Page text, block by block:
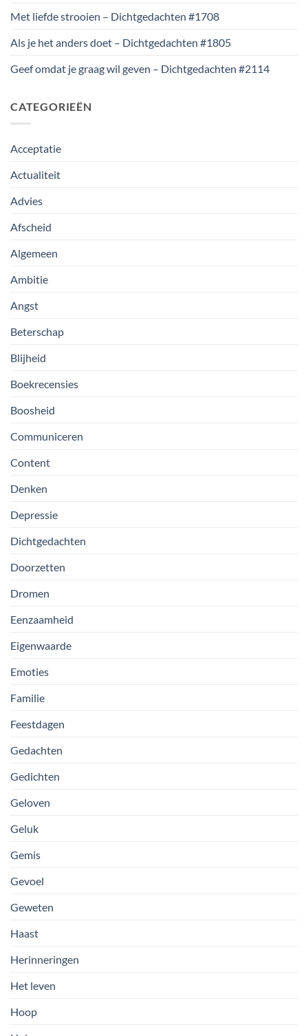
Met liefde strooien – Dichtgedachten #1708
Als je het anders doet – Dichtgedachten #1805
Geef omdat je graag wil geven – Dichtgedachten #2114
CATEGORIEËN
Acceptatie
Actualiteit
Advies
Afscheid
Algemeen
Ambitie
Angst
Beterschap
Blijheid
Boekrecensies
Boosheid
Communiceren
Content
Denken
Depressie
Dichtgedachten
Doorzetten
Dromen
Eenzaamheid
Eigenwaarde
Emoties
Familie
Feestdagen
Gedachten
Gedichten
Geloven
Geluk
Gemis
Gevoel
Geweten
Haast
Herinneringen
Het leven
Hoop